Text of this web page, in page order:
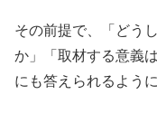
その前提で、「どう
か」「取材する意義
にも答えられるよう